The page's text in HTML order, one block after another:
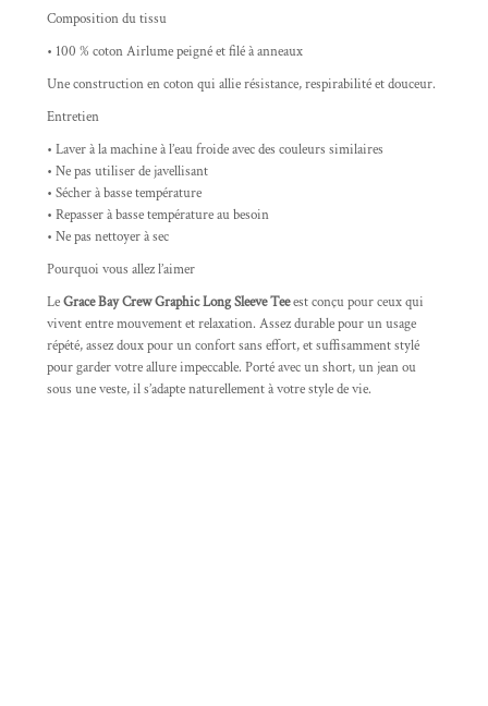
Composition du tissu
• 100 % coton Airlume peigné et filé à anneaux
Une construction en coton qui allie résistance, respirabilité et douceur.
Entretien
• Laver à la machine à l’eau froide avec des couleurs similaires
• Ne pas utiliser de javellisant
• Sécher à basse température
• Repasser à basse température au besoin
• Ne pas nettoyer à sec
Pourquoi vous allez l’aimer
LeGrace Bay Crew Graphic Long Sleeve Teeest conçu pour ceux qui
vivent entre mouvement et relaxation. Assez durable pour un usage
répété, assez doux pour un confort sans effort, et suffisamment stylé
pour garder votre allure impeccable. Porté avec un short, un jean ou
sous une veste, il s’adapte naturellement à votre style de vie.